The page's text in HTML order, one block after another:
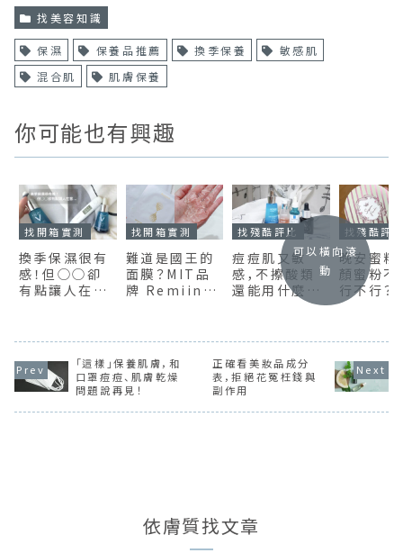
找美容知識
保濕 保養品推薦 換季保養
敏感肌
混合肌
肌膚保養
你可能也有興趣
找開箱實測
換季保濕很有
感！但◯◯卻
有點讓人在
激活安瓶開箱
找開箱實測
難道是國王的
面膜？MIT品
牌 Remiina
完之後「這樣
做」面膜居然
消失了！(附12
小時保濕度實
找殘酷評比
痘痘肌又敏
感，不擦酸類
還能用什麼保
養品呢？評比
四大「敏感肌」
精華液！
找殘酷評
晚安蜜粉
顏蜜粉不
行不行？
過夜是否
可以橫向滾
動
「這樣」保養肌膚，和
口罩痘痘、肌膚乾燥
問題說再見！
正確看美妝品成分
表，拒絕花冤枉錢與
副作用
依膚質找文章